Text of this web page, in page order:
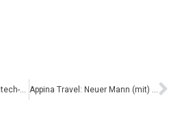
Ruhrbahn testete den Rightech-E-Kleinbus RB6 Appina Travel: Neuer Mann (mit) am Ruder